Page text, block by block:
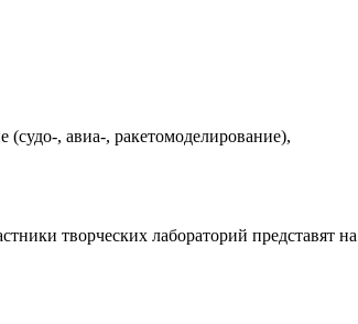
(судо-, авиа-, ракетомоделирование),
творческих лабораторий